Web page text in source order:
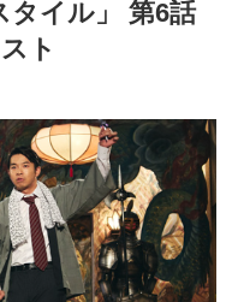
タイル」 第6話
ト